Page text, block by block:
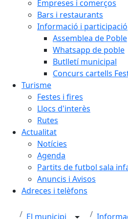
Empreses i comerços
Bars i restaurants
Informació i participació
Assemblea de Poble
Whatsapp de poble
Butlletí municipal
Concurs cartells
Turisme
Festes i fires
Llocs d'interès
Rutes
Actualitat
Notícies
Agenda
Partits de futbol sala
Anuncis i Avisos
Adreces i telèfons
El municipi